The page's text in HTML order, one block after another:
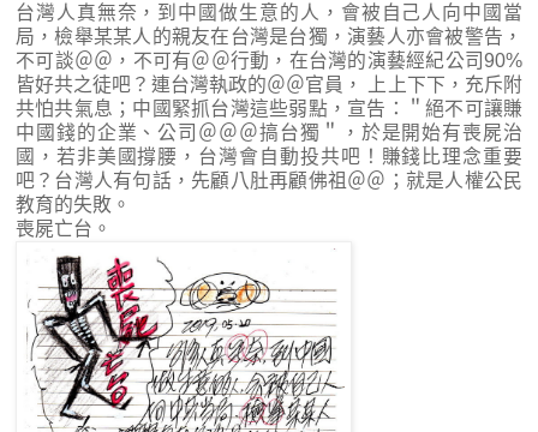
台灣人真無奈，到中國做生意的人，會被自己人向中國當
局，檢舉某某人的親友在台灣是台獨，演藝人亦會被警告，
不可談＠＠，不可有＠＠行動，在台灣的演藝經紀公司90%
皆好共之徒吧？連台灣執政的＠＠官員， 上上下下，充斥附
共怕共氣息；中國緊抓台灣這些弱點，宣告：＂絕不可讓賺
中國錢的企業、公司＠＠＠搞台獨＂，於是開始有喪屍治
國，若非美國撐腰，台灣會自動投共吧！賺錢比理念重要
吧？台灣人有句話，先顧八肚再顧佛祖＠＠；就是人權公民
教育的失敗。
喪屍亡台。